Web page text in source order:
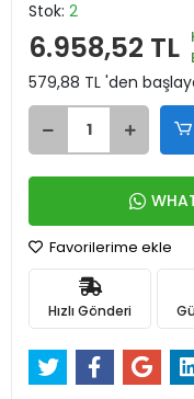
Stok: 2
6.958,52 TL
579,88 TL 'den
Favorilerime ekle
Hızlı Gönderi